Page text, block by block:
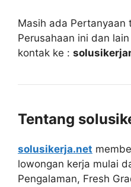
Masih ada Pertanyaan
Perusahaan ini dan
kontak ke :
Tentang
solusikerja.net
lowongan kerja mulai
Pengalaman, Fresh